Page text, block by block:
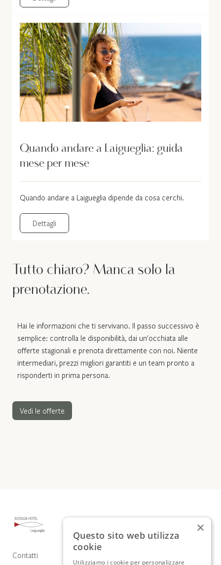
Quando andare a Laigueglia: guida
mese per mese
Quando andare a Laigueglia dipende da cosa cerchi.
Dettagli
Tutto chiaro? Manca solo la
prenotazione.
Hai le informazioni che ti servivano. Il passo successivo è
semplice: controlla le disponibilità, dai un'occhiata alle
offerte stagionali e prenota direttamente con noi. Niente
intermediari, prezzi migliori garantiti e un team pronto a
risponderti in prima persona.
Vedi le offerte
Contatti
×
Questo sito web utilizza
cookie
Utilizziamo i cookie per personalizzare